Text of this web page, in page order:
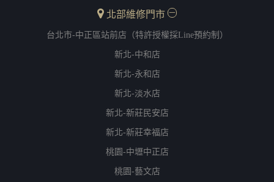
北部維修門市
台北市-中正區站前店（特許授權採Line預約制）
新北-中和店
新北-永和店
新北-淡水店
新北-新莊民安店
新北-新莊幸福店
桃園-中壢中正店
桃園-藝文店